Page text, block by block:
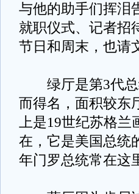
与他的助手们挥泪
就职仪式、记者招
节日和周末，也请
绿厅是第3代总
而得名，面积较东
上是19世纪苏格
在，它是美国总统
年门罗总统常在这